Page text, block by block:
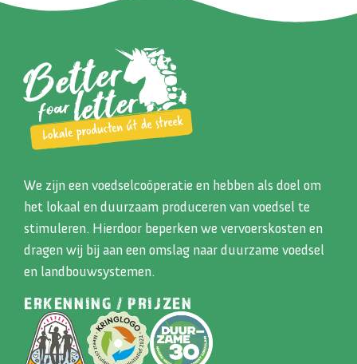
We zijn een voedselcoöperatie en hebben als doel om
het lokaal en duurzaam produceren van voedsel te
stimuleren. Hierdoor beperken we vervoerskosten en
dragen wij bij aan een omslag naar duurzame voedsel
en landbouwsystemen.
ERKENNING / PRIJZEN